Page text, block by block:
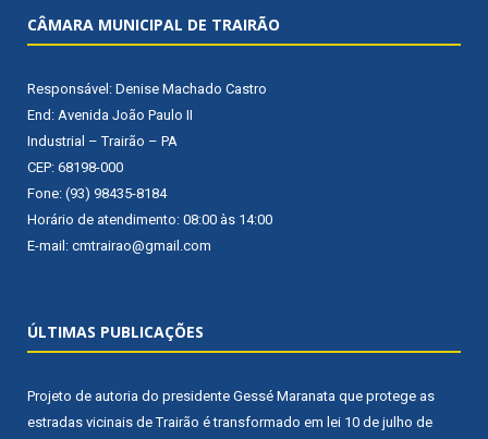
CÂMARA MUNICIPAL DE TRAIRÃO
Responsável: Denise Machado Castro
End: Avenida João Paulo II
Industrial – Trairão – PA
CEP: 68198-000
Fone: (93) 98435-8184
Horário de atendimento: 08:00 às 14:00
E-mail: cmtrairao@gmail.com
ÚLTIMAS PUBLICAÇÕES
Projeto de autoria do presidente Gessé Maranata que protege as
estradas vicinais de Trairão é transformado em lei 10 de julho de